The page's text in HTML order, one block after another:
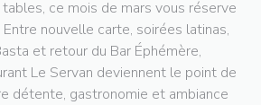
ce mois de mars vous réserve
nouvelle carte, soirées latinas,
et retour du Bar Éphémère,
Le Servan deviennent le point de
détente, gastronomie et ambiance